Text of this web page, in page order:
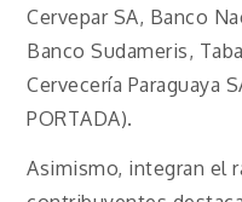
Cervepar SA, Banco
Banco Sudameris,
Cervecería Paraguaya
PORTADA).
Asimismo, integran el